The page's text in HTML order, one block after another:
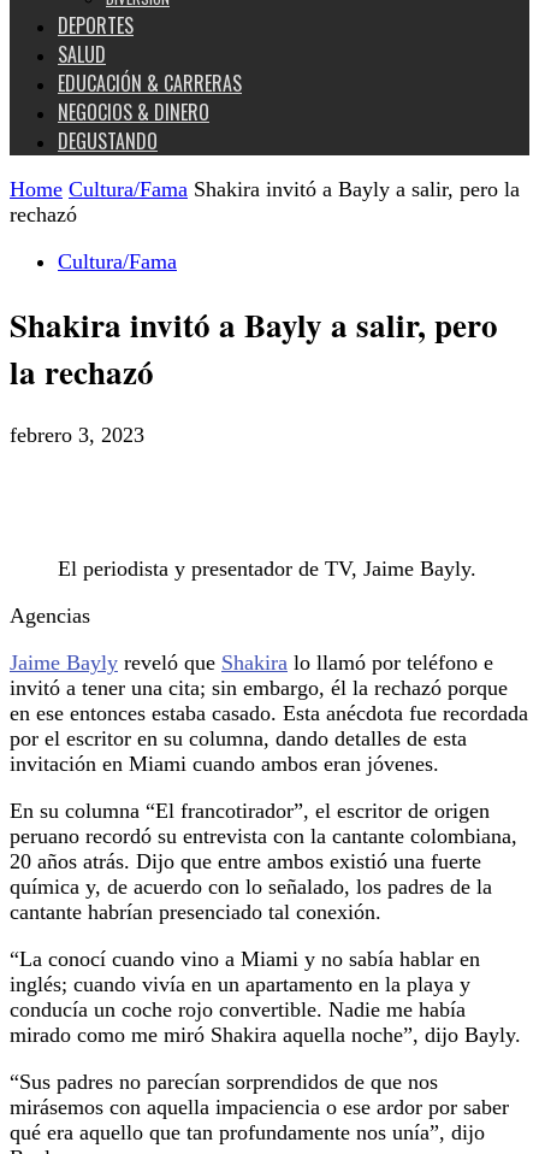
DEPORTES
SALUD
EDUCACIÓN & CARRERAS
NEGOCIOS & DINERO
DEGUSTANDO
Home Cultura/Fama Shakira invitó a Bayly a salir, pero la
rechazó
Cultura/Fama
Shakira invitó a Bayly a salir, pero
la rechazó
febrero 3, 2023
El periodista y presentador de TV, Jaime Bayly.
Agencias
Jaime Bayly reveló que Shakira lo llamó por teléfono e
invitó a tener una cita; sin embargo, él la rechazó porque
en ese entonces estaba casado. Esta anécdota fue recordada
por el escritor en su columna, dando detalles de esta
invitación en Miami cuando ambos eran jóvenes.
En su columna “El francotirador”, el escritor de origen
peruano recordó su entrevista con la cantante colombiana,
20 años atrás. Dijo que entre ambos existió una fuerte
química y, de acuerdo con lo señalado, los padres de la
cantante habrían presenciado tal conexión.
“La conocí cuando vino a Miami y no sabía hablar en
inglés; cuando vivía en un apartamento en la playa y
conducía un coche rojo convertible. Nadie me había
mirado como me miró Shakira aquella noche”, dijo Bayly.
“Sus padres no parecían sorprendidos de que nos
mirásemos con aquella impaciencia o ese ardor por saber
qué era aquello que tan profundamente nos unía”, dijo